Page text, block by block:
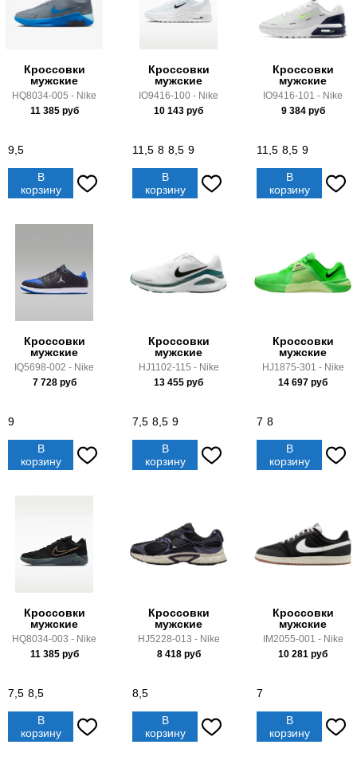
Кроссовки
мужские
HQ8034-005 - Nike
11 385руб
9,5
В
корзину
Кроссовки
мужские
IO9416-100 - Nike
10 143 руб
11,5 8 8,5 9
В
корзину
Кроссовки
мужские
IO9416-101 - Nike
9 384руб
11,5 8,5 9
В
корзину
Кроссовки
мужские
IQ5698-002 - Nike
7 728руб
9
В
корзину
Кроссовки
мужские
HJ1102-115 - Nike
13 455 руб
7,5 8,5 9
В
корзину
Кроссовки
мужские
HJ1875-301 - Nike
14 697 руб
7 8
В
корзину
Кроссовки
мужские
HQ8034-003 - Nike
11 385руб
7,5 8,5
В
корзину
Кроссовки
мужские
HJ5228-013 - Nike
8 418руб
8,5
В
корзину
Кроссовки
мужские
IM2055-001 - Nike
10 281 руб
7
В
корзину